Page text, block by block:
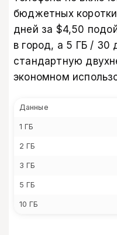
бюджетных
дней за $4,50
в город, а 5 ГБ / 30
стандартную
экономном
Данные
1 ГБ
2 ГБ
3 ГБ
5 ГБ
10 ГБ